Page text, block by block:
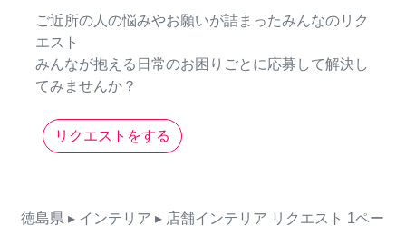
ご近所の人の悩みやお願いが詰まったみんなのリク
エスト
みんなが抱える日常のお困りごとに応募して解決し
てみませんか？
リクエストをする
徳島県 ▸ インテリア ▸ 店舗インテリア リクエスト 1ペー